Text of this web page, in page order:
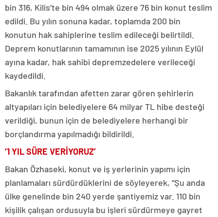
bin 316, Kilis’te bin 494 olmak üzere 76 bin konut teslim
edildi. Bu yılın sonuna kadar, toplamda 200 bin
konutun hak sahiplerine teslim edileceği belirtildi.
Deprem konutlarının tamamının ise 2025 yılının Eylül
ayına kadar, hak sahibi depremzedelere verileceği
kaydedildi.
Bakanlık tarafından afetten zarar gören şehirlerin
altyapıları için belediyelere 64 milyar TL hibe desteği
verildiği, bunun için de belediyelere herhangi bir
borçlandırma yapılmadığı bildirildi.
‘1 YIL SÜRE VERİYORUZ’
Bakan Özhaseki, konut ve iş yerlerinin yapımı için
planlamaları sürdürdüklerini de söyleyerek, “Şu anda
ülke genelinde bin 240 yerde şantiyemiz var. 110 bin
kişilik çalışan ordusuyla bu işleri sürdürmeye gayret